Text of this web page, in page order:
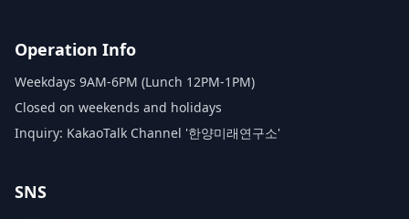
Operation Info
Weekdays 9AM-6PM (Lunch 12PM-1PM)
Closed on weekends and holidays
Inquiry: KakaoTalk Channel '한양미래연구소'
SNS